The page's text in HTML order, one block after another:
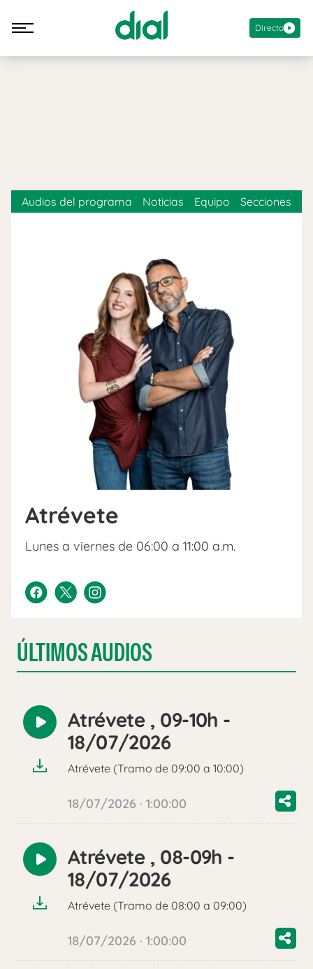
Directo
Atrévete
Lunes a viernes de 06:00 a 11:00 a.m.
Audios del programa Noticias Equipo Secciones
ÚLTIMOS AUDIOS
Reproducir
audio
Atrévete , 09-10h -
18/07/2026
Atrévete (Tramo de 09:00 a 10:00)
18/07/2026 · 1:00:00
Reproducir
audio
Atrévete , 08-09h -
18/07/2026
Atrévete (Tramo de 08:00 a 09:00)
18/07/2026 · 1:00:00